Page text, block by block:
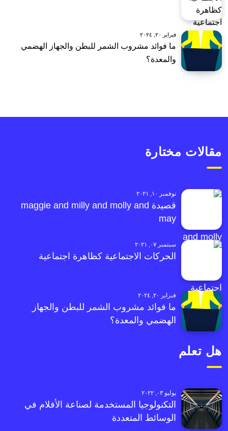
فبراير ٢٠, ٢٠٢٤
ما فوائد مشروب الشمر للبطن والجهاز الهضمي
والمعدة؟
مقالات مختارة
نوفمبر ١٠, ٢٠٢١
قصيدة maggie and milly and molly and
may
سبتمبر ٠٧, ٢٠٢١
الحركات الاجتماعية كظاهرة اجتماعية
فبراير ٢٠, ٢٠٢٤
ما فوائد مشروب الشمر للبطن والجهاز
الهضمي والمعدة؟
هل تعلم
يوليو ٠٣, ٢٠٢٢
التكنولوجيا المستخدمة لصناعة الأفلام في
الوسائط المتعددة